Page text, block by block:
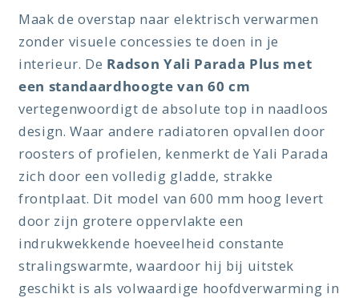
Maak de overstap naar elektrisch verwarmen
zonder visuele concessies te doen in je
interieur. De Radson Yali Parada Plus met
een standaardhoogte van 60 cm
vertegenwoordigt de absolute top in naadloos
design. Waar andere radiatoren opvallen door
roosters of profielen, kenmerkt de Yali Parada
zich door een volledig gladde, strakke
frontplaat. Dit model van 600 mm hoog levert
door zijn grotere oppervlakte een
indrukwekkende hoeveelheid constante
stralingswarmte, waardoor hij bij uitstek
geschikt is als volwaardige hoofdverwarming in